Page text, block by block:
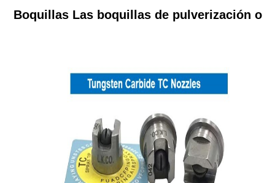
Boquillas Las boquillas de pulverización o